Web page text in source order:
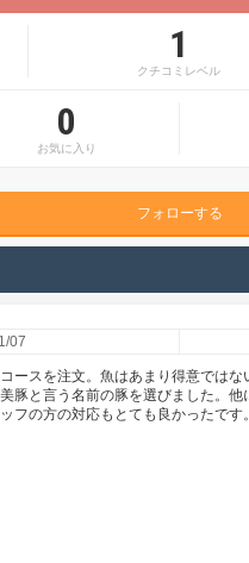
1
クチコミレベル
0
お気に入り
フォローする
07
ースを注文。魚はあまり得意では
豚と言う名前の豚を選びました。
フの方の対応もとても良かったです